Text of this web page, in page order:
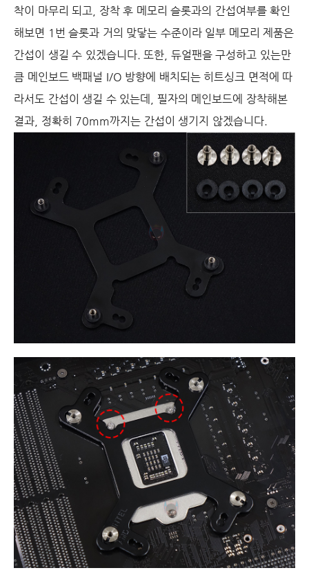
착이 마무리 되고, 장착 후 메모리 슬롯과의 간섭여부를 확인
해보면 1번 슬롯과 거의 맞닿는 수준이라 일부 메모리 제품은
간섭이 생길 수 있겠습니다. 또한, 듀얼팬을 구성하고 있는만
큼 메인보드 백패널 I/O 방향에 배치되는 히트싱크 면적에 따
라서도 간섭이 생길 수 있는데, 필자의 메인보드에 장착해본
결과, 정확히 70mm까지는 간섭이 생기지 않겠습니다.